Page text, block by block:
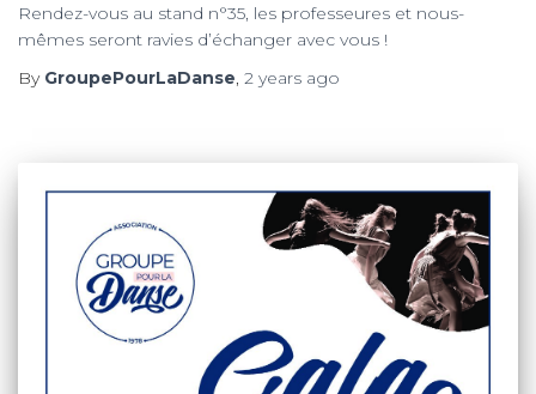
Rendez-vous au stand n°35, les professeures et nous-
mêmes seront ravies d’échanger avec vous !
By GroupePourLaDanse, 2 years ago